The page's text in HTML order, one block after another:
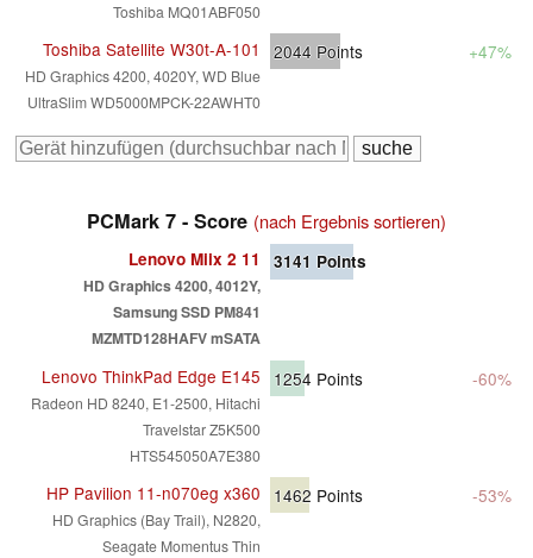
Toshiba MQ01ABF050
Toshiba Satellite W30t-A-101
HD Graphics 4200, 4020Y, WD Blue
UltraSlim WD5000MPCK-22AWHT0
2044 Points +47%
PCMark 7 - Score (nach Ergebnis sortieren)
Lenovo Miix 2 11
HD Graphics 4200, 4012Y,
Samsung SSD PM841
MZMTD128HAFV mSATA
3141 Points
Lenovo ThinkPad Edge E145
Radeon HD 8240, E1-2500, Hitachi
Travelstar Z5K500
HTS545050A7E380
1254 Points -60%
HP Pavilion 11-n070eg x360
HD Graphics (Bay Trail), N2820,
Seagate Momentus Thin
1462 Points -53%